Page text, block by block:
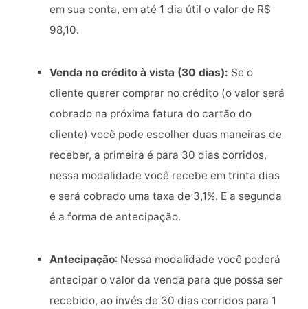
em sua conta, em até 1 dia útil o valor de R$
98,10.
Venda no crédito à vista (30 dias): Se o
cliente querer comprar no crédito (o valor será
cobrado na próxima fatura do cartão do
cliente) você pode escolher duas maneiras de
receber, a primeira é para 30 dias corridos,
nessa modalidade você recebe em trinta dias
e será cobrado uma taxa de 3,1%. E a segunda
é a forma de antecipação.
Antecipação: Nessa modalidade você poderá
antecipar o valor da venda para que possa ser
recebido, ao invés de 30 dias corridos para 1